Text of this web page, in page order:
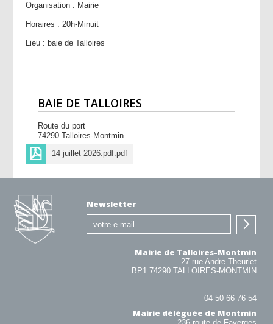
Organisation : Mairie
Horaires : 20h-Minuit
Lieu : baie de Talloires
BAIE DE TALLOIRES
Route du port
74290 Talloires-Montmin
14 juillet 2026.pdf.pdf
Newsletter
Mairie de Talloires-Montmin
27 rue Andre Theuriet
BP1 74290 TALLOIRES-MONTMIN
04 50 66 76 54
Mairie déléguée de Montmin